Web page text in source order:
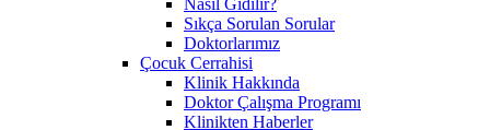
Sıkça Sorulan Sorular
Doktorlarımız
Çocuk Cerrahisi
Klinik Hakkında
Doktor Çalışma Programı
Klinikten Haberler